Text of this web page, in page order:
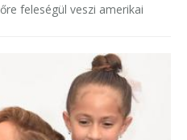
feleségül veszi amerikai